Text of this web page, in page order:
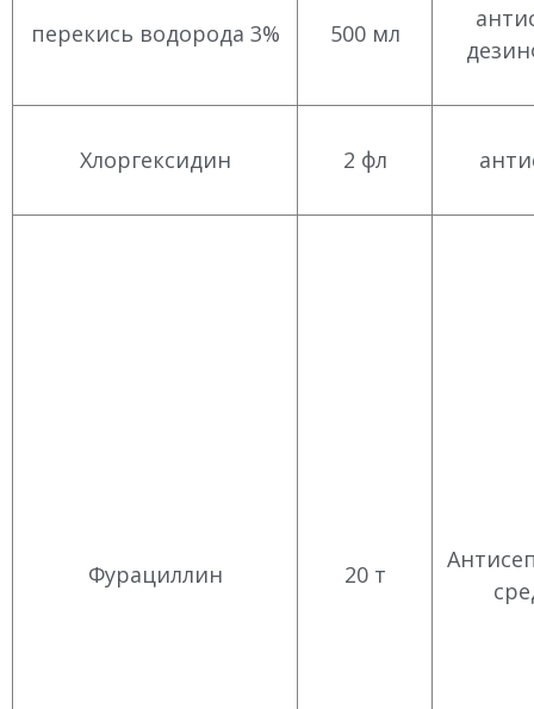
перекись водорода 3% 500 мл
Хлоргексидин 2 фл
Фурациллин 20 т